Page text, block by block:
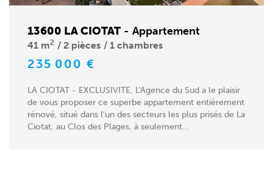
13600 LA CIOTAT - Appartement
41 m2 2 pièces 1 chambres
235 000 €
LA CIOTAT - EXCLUSIVITE, L'Agence du Sud a le plaisir
de vous proposer ce superbe appartement entièrement
rénové, situé dans l'un des secteurs les plus prisés de La
Ciotat, au Clos des Plages, à seulement...